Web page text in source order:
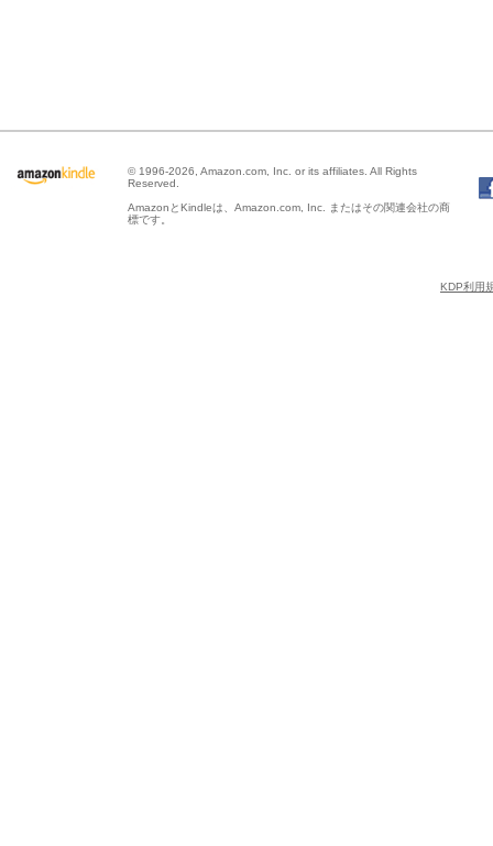
© 1996-2026, Amazon.com, Inc. or its affiliates. All Rights
Reserved.
AmazonとKindleは、Amazon.com, Inc. またはその関連会社の商
標です。
KDP利用